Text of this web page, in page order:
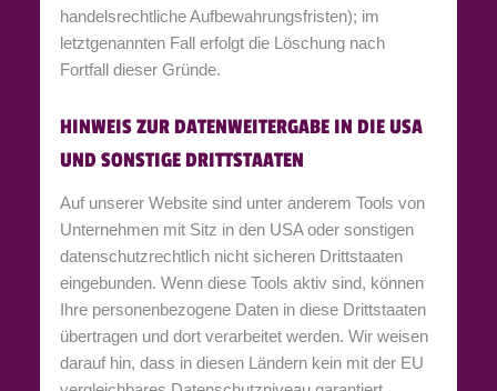
handelsrechtliche Aufbewahrungsfristen); im
letztgenannten Fall erfolgt die Löschung nach
Fortfall dieser Gründe.
HINWEIS ZUR DATENWEITERGABE IN DIE USA
UND SONSTIGE DRITTSTAATEN
Auf unserer Website sind unter anderem Tools von
Unternehmen mit Sitz in den USA oder sonstigen
datenschutzrechtlich nicht sicheren Drittstaaten
eingebunden. Wenn diese Tools aktiv sind, können
Ihre personenbezogene Daten in diese Drittstaaten
übertragen und dort verarbeitet werden. Wir weisen
darauf hin, dass in diesen Ländern kein mit der EU